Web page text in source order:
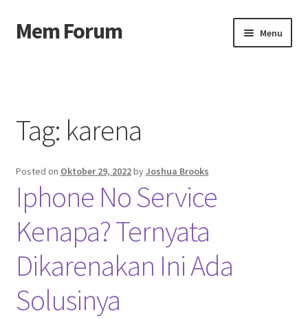
Skip
to
Skip
to
Mem Forum Menu
Contact us
Privacy Policy
Tag: karena
Posted on Oktober 29, 2022byJoshua Brooks
Iphone No Service
Kenapa? Ternyata
Dikarenakan Ini Ada
Solusinya